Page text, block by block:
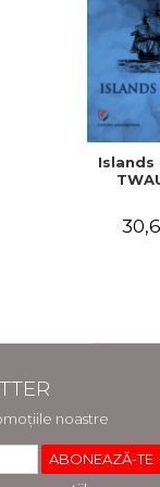
noastre